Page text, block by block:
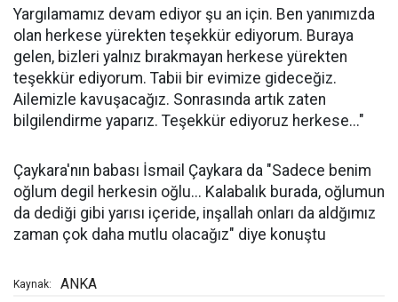
Yargılamamız devam ediyor şu an için. Ben yanımızda
olan herkese yürekten teşekkür ediyorum. Buraya
gelen, bizleri yalnız bırakmayan herkese yürekten
teşekkür ediyorum. Tabii bir evimize gideceğiz.
Ailemizle kavuşacağız. Sonrasında artık zaten
bilgilendirme yaparız. Teşekkür ediyoruz herkese..."
Çaykara'nın babası İsmail Çaykara da "Sadece benim
oğlum degil herkesin oğlu... Kalabalık burada, oğlumun
da dediği gibi yarısı içeride, inşallah onları da aldğımız
zaman çok daha mutlu olacağız" diye konuştu
Kaynak: ANKA